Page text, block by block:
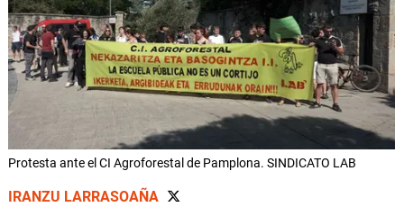
Protesta ante el CI Agroforestal de Pamplona. SINDICATO LAB
IRANZU LARRASOAÑA